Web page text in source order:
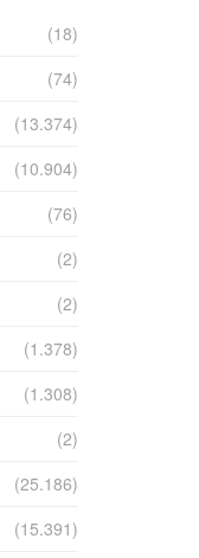
(18)
(74)
(13.374)
(10.904)
(76)
(2)
(2)
(1.378)
(1.308)
(2)
(25.186)
(15.391)